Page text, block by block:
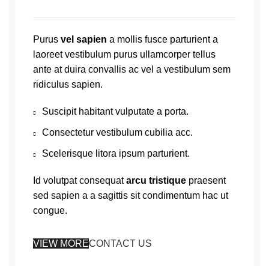
Purus vel sapien a mollis fusce parturient a
laoreet vestibulum purus ullamcorper tellus
ante at duira convallis ac vel a vestibulum sem
ridiculus sapien.
Suscipit habitant vulputate a porta.
Consectetur vestibulum cubilia acc.
Scelerisque litora ipsum parturient.
Id volutpat consequatarcu tristique praesent
sed sapien a a sagittis sit condimentum hac ut
congue.
VIEW MORECONTACT US